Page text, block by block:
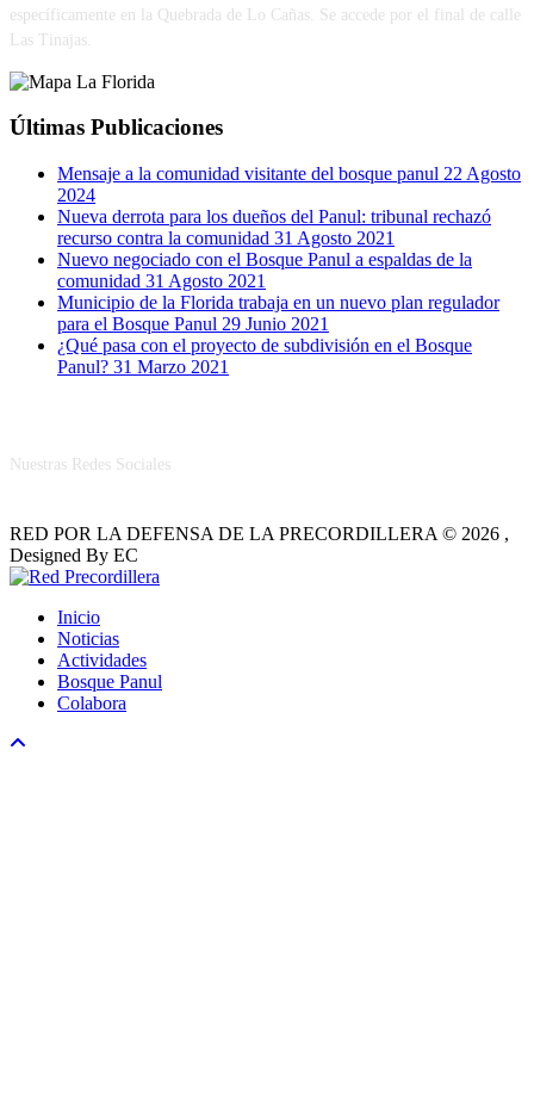
específicamente en la Quebrada de Lo Cañas. Se accede por el final de calle
Las Tinajas.
Últimas Publicaciones
Mensaje a la comunidad visitante del bosque panul 22 Agosto
2024
Nueva derrota para los dueños del Panul: tribunal rechazó
recurso contra la comunidad 31 Agosto 2021
Nuevo negociado con el Bosque Panul a espaldas de la
comunidad 31 Agosto 2021
Municipio de la Florida trabaja en un nuevo plan regulador
para el Bosque Panul 29 Junio 2021
¿Qué pasa con el proyecto de subdivisión en el Bosque
Panul? 31 Marzo 2021
Nuestras Redes Sociales
RED POR LA DEFENSA DE LA PRECORDILLERA © 2026 ,
Designed By EC
Inicio
Noticias
Actividades
Bosque Panul
Colabora